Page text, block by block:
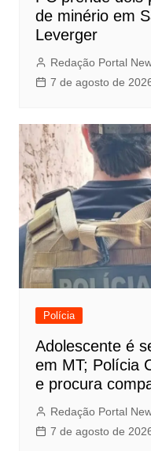
de minério em
Leverger
Redação Portal
7 de agosto de
Polícia
Adolescente é
em MT; Polícia
e procura
Redação Portal
7 de agosto de